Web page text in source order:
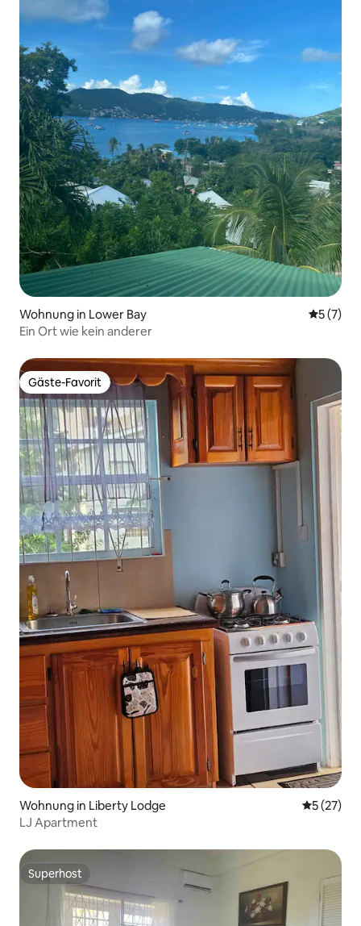
Wohnung in Lower Bay
5 (7)
Ein Ort wie kein anderer
Gäste-Favorit
Gäste-Favorit
Wohnung in Liberty Lodge
5 (27)
LJ Apartment
Superhost
Superhost